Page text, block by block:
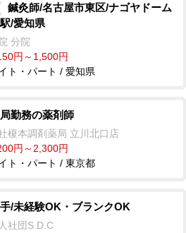
鍼灸師/名古屋市東区/ナゴヤドーム
/愛知県
分院
円～1,500円
ト・パート / 愛知県
勤務の薬剤師
榎本調剤薬局 立川北口店
円～2,300円
ト・パート / 東京都
/未経験OK・ブランクOK
社団S.D.C